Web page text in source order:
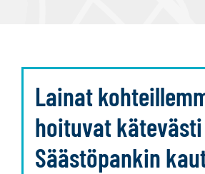
Lainat
hoituvat kätevästi
Säästöpankin